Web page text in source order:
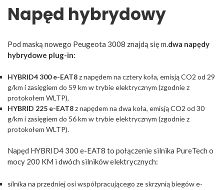
Napęd hybrydowy
Pod maską nowego Peugeota 3008 znajdą się m.dwa napędy
hybrydowe plug-in:
HYBRID4 300 e-EAT8z napędem na cztery koła, emisją CO2 od 29
g/km i zasięgiem do 59 km w trybie elektrycznym (zgodnie z
protokołem WLTP),
HYBRID 225 e-EAT8z napędem na dwa koła, emisją CO2 od 30
g/km i zasięgiem do 56 km w trybie elektrycznym (zgodnie z
protokołem WLTP).
Napęd HYBRID4 300 e-EAT8 to połączenie silnika PureTech o
mocy 200 KM i dwóch silników elektrycznych:
silnika na przedniej osi współpracującego ze skrzynią biegów e-